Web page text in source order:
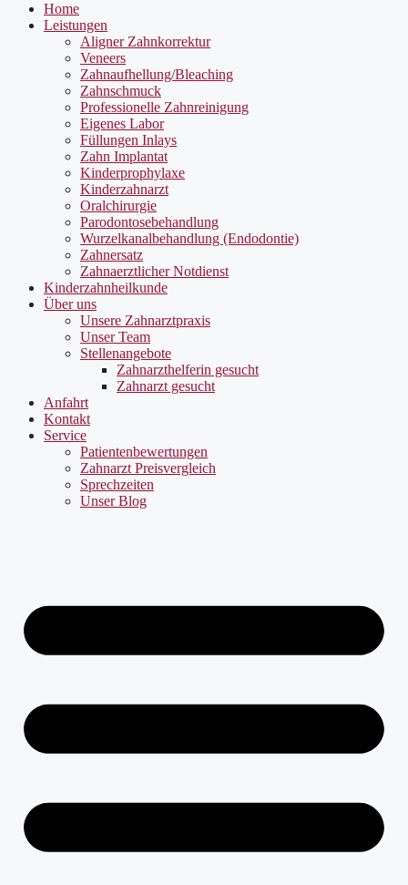
Home
Leistungen
Aligner Zahnkorrektur
Veneers
Zahnaufhellung/Bleaching
Zahnschmuck
Professionelle Zahnreinigung
Eigenes Labor
Füllungen Inlays
Zahn Implantat
Kinderprophylaxe
Kinderzahnarzt
Oralchirurgie
Parodontosebehandlung
Wurzelkanalbehandlung (Endodontie)
Zahnersatz
Zahnaerztlicher Notdienst
Kinderzahnheilkunde
Über uns
Unsere Zahnarztpraxis
Unser Team
Stellenangebote
Zahnarzthelferin gesucht
Zahnarzt gesucht
Anfahrt
Kontakt
Service
Patientenbewertungen
Zahnarzt Preisvergleich
Sprechzeiten
Unser Blog